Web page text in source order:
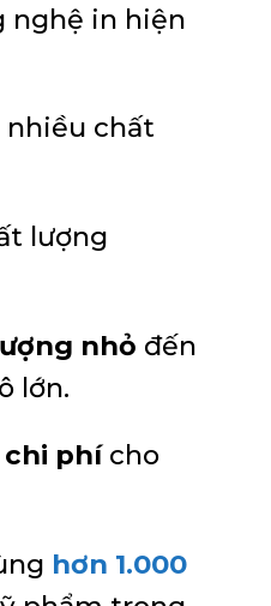
nghệ in hiện
nhiều chất
lượng
nhỏ đến
lớn.
phícho
hơn 1.000